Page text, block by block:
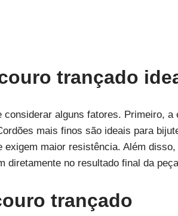
trançado
alguns fatores. Primeiro, a
mais finos são ideais para
maior resistência. Além
diretamente no resultado final da
trançado